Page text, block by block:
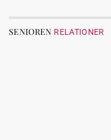
SENIOREN RELATIONER